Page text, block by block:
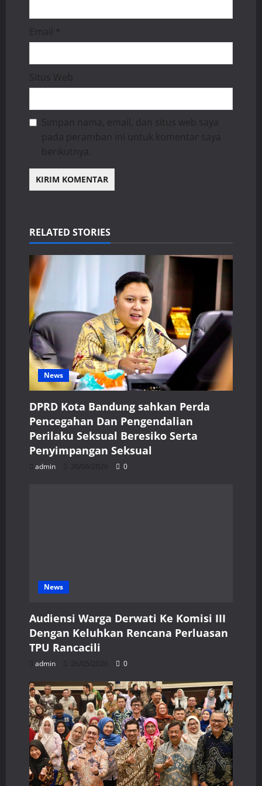
Email *
Situs Web
Simpan nama, email, dan situs web saya
pada peramban ini untuk komentar saya
berikutnya.
RELATED STORIES
News
DPRD Kota Bandung sahkan Perda
Pencegahan Dan Pengendalian
Perilaku Seksual Beresiko Serta
Penyimpangan Seksual
admin 20/06/2026 0
News
Audiensi Warga Derwati Ke Komisi III
Dengan Keluhkan Rencana Perluasan
TPU Rancacili
admin 26/05/2026 0